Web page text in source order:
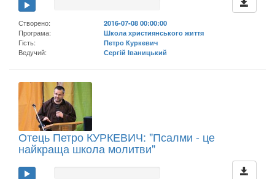
Створено:
2016-07-08 00:00:00
Програма:
Школа християнського життя
Гість:
Петро Куркевич
Ведучий:
Сергій Іваницький
Отець Петро КУРКЕВИЧ: "Псалми - це
найкраща школа молитви"